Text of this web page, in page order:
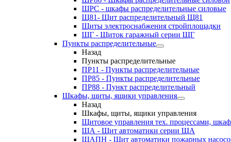
ШРС - шкафы распределительные силовые
Щ81- Щит распределительный Щ81
Щиты электроснабжения стройплощадки
ЩГ - Щиток гаражный серии ЩГ
Пункты распределительные
Назад
Пункты распределительные
ПР11 - Пункты распределительные
ПР85 - Пункты распределительные
ПР88 - Пункт распределительный
Шкафы, щиты, ящики управления
Назад
Шкафы, щиты, ящики управления
Щитовое управления тех. процессами,
ЩА - Щит автоматики серии ЩА
ЩАПН - Щит автоматики пожарных